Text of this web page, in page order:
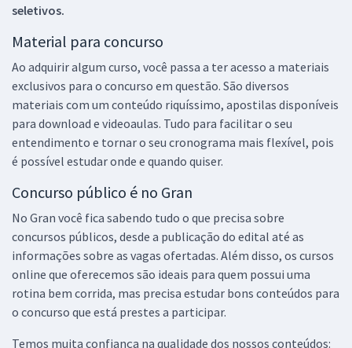
seletivos.
Material para concurso
Ao adquirir algum curso, você passa a ter acesso a materiais
exclusivos para o concurso em questão. São diversos
materiais com um conteúdo riquíssimo, apostilas disponíveis
para download e videoaulas. Tudo para facilitar o seu
entendimento e tornar o seu cronograma mais flexível, pois
é possível estudar onde e quando quiser.
Concurso público é no Gran
No Gran você fica sabendo tudo o que precisa sobre
concursos públicos, desde a publicação do edital até as
informações sobre as vagas ofertadas. Além disso, os cursos
online que oferecemos são ideais para quem possui uma
rotina bem corrida, mas precisa estudar bons conteúdos para
o concurso que está prestes a participar.
Temos muita confiança na qualidade dos nossos conteúdos: